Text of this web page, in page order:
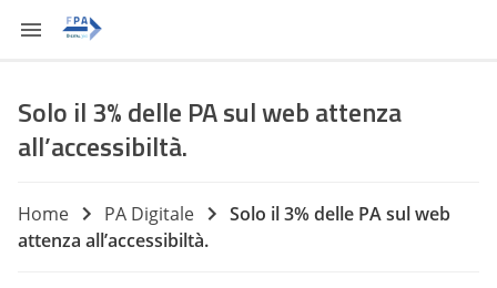
Solo il 3% delle PA sul web attenza
all’accessibiltà.
Home PA Digitale
Solo il 3% delle PA sul web
attenza all’accessibiltà.